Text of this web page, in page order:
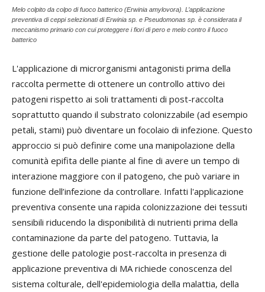
Melo colpito da colpo di fuoco batterico (Erwinia amylovora). L’applicazione
preventiva di ceppi selezionati diErwinia sp. e Pseudomonas sp. è considerata il
meccanismo primario con cui proteggere i fiori di pero e melo contro il fuoco
batterico
L'applicazione di microrganismi antagonisti prima della
raccolta permette di ottenere un controllo attivo dei
patogeni rispetto ai soli trattamenti di post-raccolta
soprattutto quando il substrato colonizzabile (ad esempio
petali, stami) può diventare un focolaio di infezione. Questo
approccio si può definire come una manipolazione della
comunità epifita delle piante al fine di avere un tempo di
interazione maggiore con il patogeno, che può variare in
funzione dell’infezione da controllare. Infatti l'applicazione
preventiva consente una rapida colonizzazione dei tessuti
sensibili riducendo la disponibilità di nutrienti prima della
contaminazione da parte del patogeno. Tuttavia, la
gestione delle patologie post-raccolta in presenza di
applicazione preventiva di MA richiede conoscenza del
sistema colturale, dell'epidemiologia della malattia, della